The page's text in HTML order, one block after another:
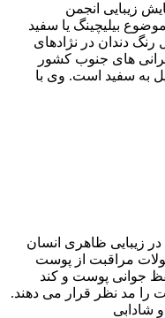
زیبایی انجمن
بیلیچینگ یا سفید
دندان در نژادهای
های جنوب کشور
به سفید است. وی با
زیبایی ظاهری انسان
مراقبت از پوست
جوانی پوست و کند
را مد نظر قرار می دهند.